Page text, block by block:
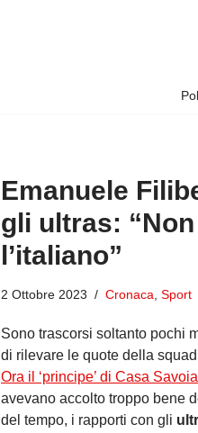
Emanuele
gli ultras:
l’italiano”
2 Ottobre 2023 Cronaca Sport
Sono trascorsi soltanto pochi
di rilevare le quote della
Ora il ‘principe’ di Casa
avevano accolto troppo bene
del tempo, i rapporti con gli